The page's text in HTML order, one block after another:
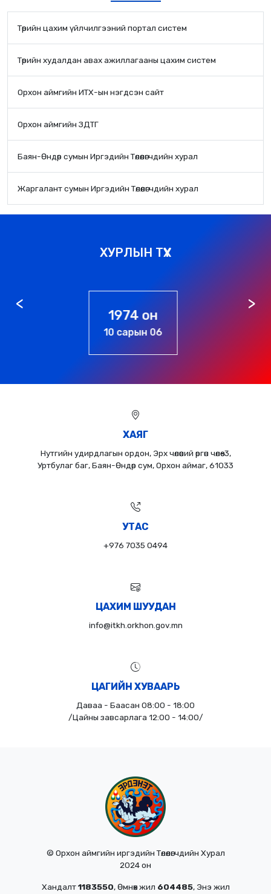
Төрийн цахим үйлчилгээний портал систем
Төрийн худалдан авах ажиллагааны цахим систем
Орхон аймгийн ИТХ-ын нэгдсэн сайт
Орхон аймгийн ЗДТГ
Баян-Өндөр сумын Иргэдийн Төлөөлөгчдийн хурал
Жаргалант сумын Иргэдийн Төлөөлөгчдийн хурал
ХУРЛЫН ТҮҮХ
1976 он
01 сарын 01
ХАЯГ
Нутгийн удирдлагын ордон, Эрх чөлөөний өргөн чөлөө-3,
Уртбулаг баг, Баян-Өндөр сум, Орхон аймаг, 61033
УТАС
+976 7035 0494
ЦАХИМ ШУУДАН
info@itkh.orkhon.gov.mn
ЦАГИЙН ХУВААРЬ
Даваа - Баасан 08:00 - 18:00
/Цайны завсарлага 12:00 - 14:00/
© Орхон аймгийн иргэдийн Төлөөлөгчдийн Хурал
2024 он
Хандалт1183550, Өмнөх жил 604485, Энэ жил